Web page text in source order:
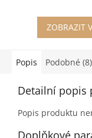
ZOBRAZIT
Popis Podobné (8)
Detailní popis
Popis produktu
Doplňkové